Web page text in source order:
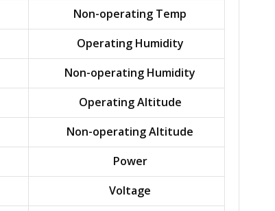
Non-operating Temp
Operating Humidity
Non-operating Humidity
Operating Altitude
Non-operating Altitude
Power
Voltage